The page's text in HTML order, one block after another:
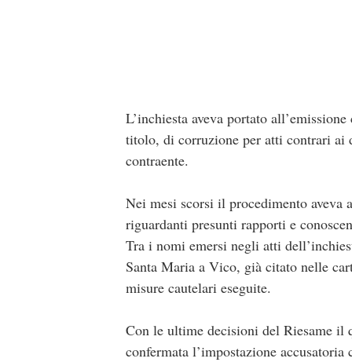
L’inchiesta aveva portato
titolo, di corruzione per atti contrari ai
contraente.
Nei mesi scorsi il procedimento
riguardanti presunti rapporti e
Tra i nomi emersi negli atti
Santa Maria a Vico, già citato nelle
misure cautelari eseguite.
Con le ultime decisioni del Riesame il
confermata l’impostazione